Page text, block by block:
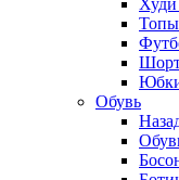
Худи
Обувь